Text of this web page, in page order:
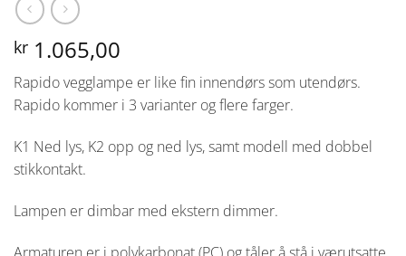
kr 1.065,00
Rapido vegglampe er like fin innendørs som utendørs.
Rapido kommer i 3 varianter og flere farger.
K1 Ned lys, K2 opp og ned lys, samt modell med dobbel
stikkontakt.
Lampen er dimbar med ekstern dimmer.